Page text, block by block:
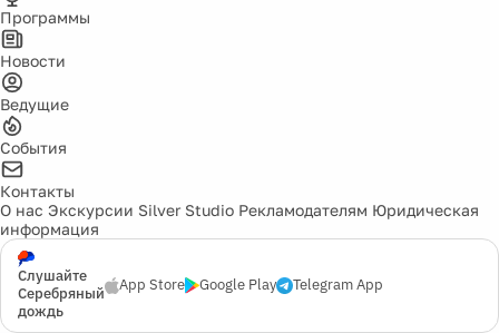
Программы
Новости
Ведущие
События
Контакты
О нас Экскурсии Silver Studio Рекламодателям Юридическая
информация
Слушайте
Серебряный
дождь
App Store Google Play Telegram App